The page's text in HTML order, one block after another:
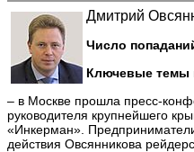
Дмитрий
Число
Ключевые темы
– в Москве прошла пресс-
руководителя крупнейшего
«Инкерман».
действия Овсянникова